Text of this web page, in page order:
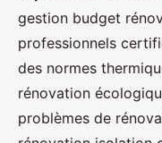
gestion budget
professionnels
des normes
rénovation
problèmes de